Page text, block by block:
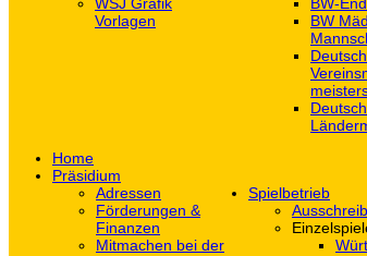
Vorlagen
BW
Home
Präsidium
Adressen
Förderungen &
Finanzen
Mitmachen bei der
Spielbetrieb